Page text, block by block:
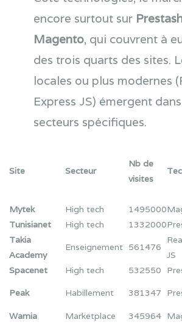
encore surtout sur
Magento, qui couvrent à
des trois quarts des sites.
locales ou plus modernes
Express JS) émergent
secteurs spécifiques.
Site Secteur
Nb de
visites
Mytek High tech 1495000
Tunisianet
High tech 1332000
Takia
Academy
Enseignement 561476
Spacenet High tech 532550
Peak Habillement 381347
Wamia Marketplace 345964